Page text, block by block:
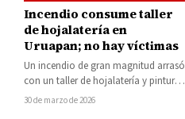
Incendio consume taller
de hojalatería en
Uruapan; no hay víctimas
Un incendio de gran magnitud arrasó
con un taller de hojalatería y pintura
ubicado en la colonia La…
30 de marzo de 2026